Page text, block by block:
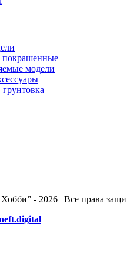
модели
- 2026 | Все права